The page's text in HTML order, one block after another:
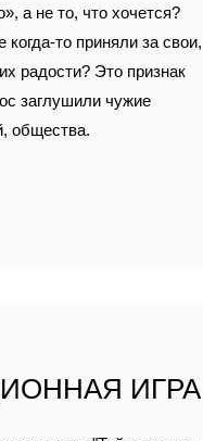
а не то, что хочется?
приняли за свои,
радости? Это признак
заглушили чужие
общества.
ИГРА